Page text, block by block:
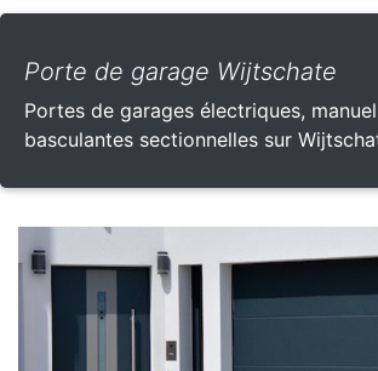
Porte de garage Wijtschate
Portes de garages électriques,
basculantes sectionnelles sur